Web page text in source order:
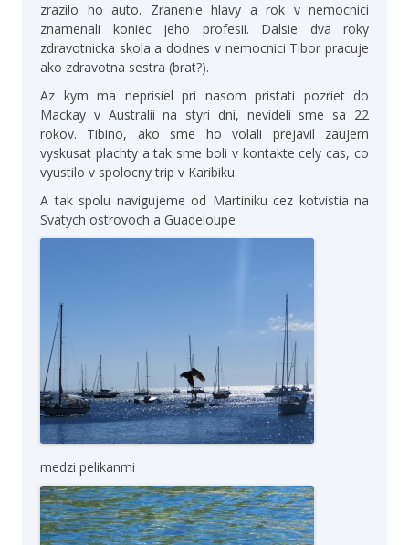
zrazilo ho auto. Zranenie hlavy a rok v nemocnici
znamenali koniec jeho profesii. Dalsie dva roky
zdravotnicka skola a dodnes v nemocnici Tibor pracuje
ako zdravotna sestra (brat?).
Az kym ma neprisiel pri nasom pristati pozriet do
Mackay v Australii na styri dni, nevideli sme sa 22
rokov. Tibino, ako sme ho volali prejavil zaujem
vyskusat plachty a tak sme boli v kontakte cely cas, co
vyustilo v spolocny trip v Karibiku.
A tak spolu navigujeme od Martiniku cez kotvistia na
Svatych ostrovoch a Guadeloupe
medzi pelikanmi